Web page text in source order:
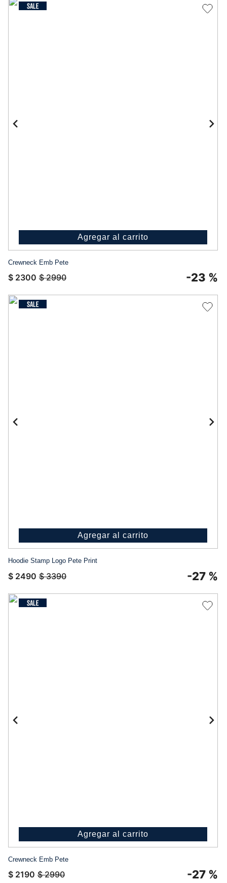
Agregar al carrito
Crewneck Emb Pete
$ 2300 $ 2990 -23 %
Agregar al carrito
Hoodie Stamp Logo Pete Print
$ 2490 $ 3390 -27 %
Agregar al carrito
Crewneck Emb Pete
$ 2190 $ 2990 -27 %